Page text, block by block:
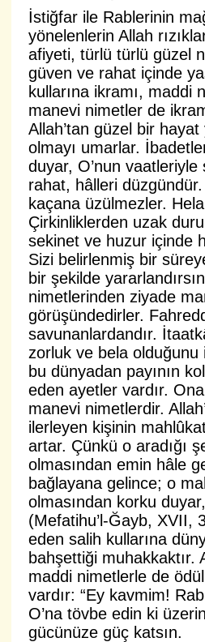
İstiğfar ile Rablerinin
yönelenlerin Allah
afiyeti, türlü türlü güzel
güven ve rahat içinde
kullarına ikramı,
manevi nimetler de
Allah’tan güzel bir
olmayı umarlar.
duyar, O’nun vaatleriyle
rahat, hâlleri
kaçana üzülmezler.
Çirkinliklerden uzak
sekinet ve huzur içinde
Sizi belirlenmiş bir
bir şekilde
nimetlerinden ziyade
görüşündedirler.
savunanlardandır.
zorluk ve bela olduğunu
bu dünyadan payının
eden ayetler vardır.
manevi nimetlerdir.
ilerleyen kişinin
artar. Çünkü o aradığı
olmasından emin hâle
bağlayana gelince; o
olmasından korku
(Mefatihu’l-Ğayb, XVII,
eden salih kullarına
bahşettiği muhakkaktır.
maddi nimetlerle de
vardır: “Ey kavmim!
O’na tövbe edin ki
gücünüze güç katsın.